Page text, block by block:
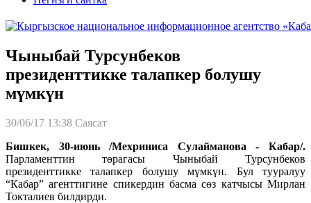
Чыныбай Турсунбеков
президенттикке талапкер болушу
мүмкүн
30/06/17 13:38 Саясат
Бишкек, 30-июнь/Мехриниса Сулайманова - Кабар/.
Парламенттин төрагасы Чыныбай Турсунбеков
президенттикке талапкер болушу мүмкүн. Бул тууралуу
“Кабар” агенттигине спикердин басма сөз катчысы Мирлан
Токталиев билдирди.